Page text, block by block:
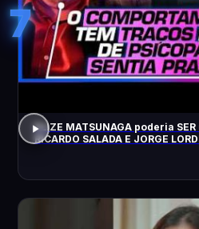
7
ELIZE MATSUNAGA poderia SER
RICARDO SALADA E JORGE